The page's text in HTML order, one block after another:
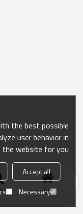
منزل
the best possible
user behavior in
website for you.
Accept all
Necessary